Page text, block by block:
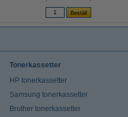
Tonerkassetter
HP tonerkassetter
Samsung tonerkassetter
Brother tonerkassetter